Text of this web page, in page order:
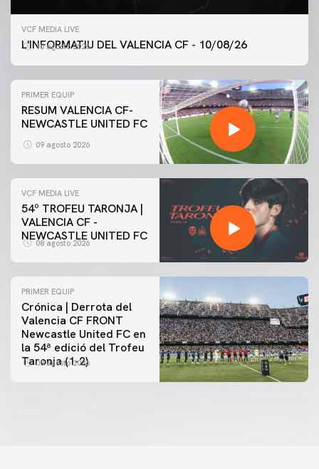
VCF MEDIA LIVE
L'INFORMATIU DEL VALENCIA CF - 10/08/26
10 agosto 2026
PRIMER EQUIP
RESUM VALENCIA CF-
NEWCASTLE UNITED FC
09 agosto 2026
VCF MEDIA LIVE
54º TROFEU TARONJA |
VALENCIA CF -
NEWCASTLE UNITED FC
08 agosto 2026
PRIMER EQUIP
Crónica | Derrota del
Valencia CF FRONT
Newcastle United FC en
la 54ª edició del Trofeu
Taronja (1-2)
08 agosto 2026